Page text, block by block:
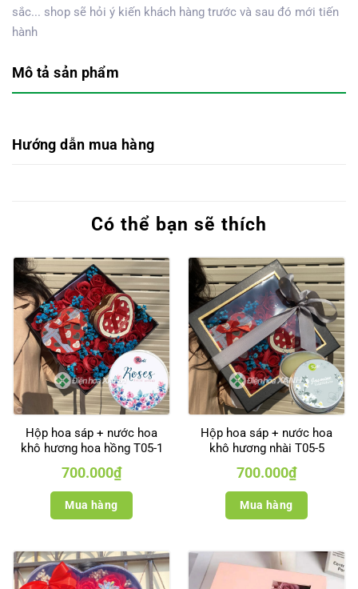
sắc... shop sẽ hỏi ý kiến khách hàng trước và sau đó mới tiến
hành
Mô tả sản phẩm
Hướng dẫn mua hàng
Có thể bạn sẽ thích
Hộp hoa sáp + nước hoa
khô hương hoa hồng T05-1
700.000₫
Mua hàng
Hộp hoa sáp + nước hoa
khô hương nhài T05-5
700.000₫
Mua hàng